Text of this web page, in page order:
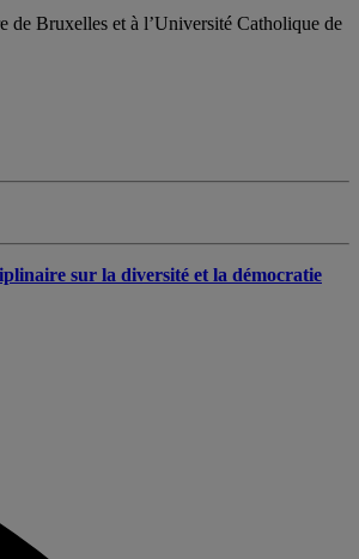
de Bruxelles et à l’Université Catholique de
sur la diversité et la démocratie